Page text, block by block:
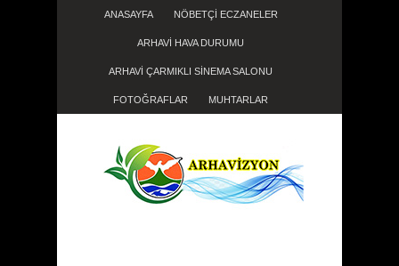
ANASAYFA NÖBETÇİ ECZANELER
ARHAVİ HAVA DURUMU
ARHAVİ ÇARMIKLI SİNEMA SALONU
FOTOĞRAFLAR MUHTARLAR